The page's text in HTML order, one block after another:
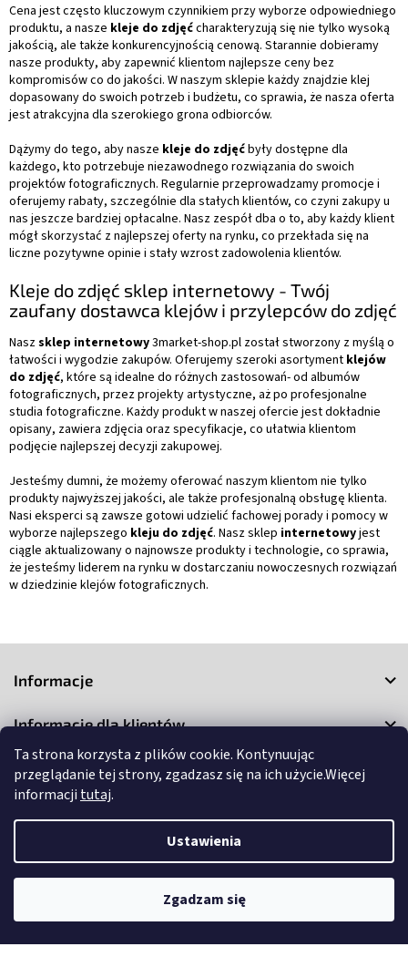
Ta strona korzysta z plików cookie. Kontynuując
przeglądanie tej strony, zgadzasz się na ich użycie.Więcej
informacji tutaj.
Ustawienia
Zgadzam się
Cena jest często kluczowym czynnikiem przy wyborze odpowiedniego
produktu, a nasze kleje do zdjęćcharakteryzują się nie tylko wysoką
jakością, ale także konkurencyjnością cenową. Starannie dobieramy
nasze produkty, aby zapewnić klientom najlepsze ceny bez
kompromisów co do jakości. W naszym sklepie każdy znajdzie klej
dopasowany do swoich potrzeb i budżetu, co sprawia, że nasza oferta
jest atrakcyjna dla szerokiego grona odbiorców.
Dążymy do tego, aby nasze kleje do zdjęćbyły dostępne dla
każdego, kto potrzebuje niezawodnego rozwiązania do swoich
projektów fotograficznych. Regularnie przeprowadzamy promocje i
oferujemy rabaty, szczególnie dla stałych klientów, co czyni zakupy u
nas jeszcze bardziej opłacalne. Nasz zespół dba o to, aby każdy klient
mógł skorzystać z najlepszej oferty na rynku, co przekłada się na
liczne pozytywne opinie i stały wzrost zadowolenia klientów.
Kleje do zdjęć sklep internetowy - Twój
zaufany dostawca klejów i przylepców do zdjęć
Naszsklep internetowy3market-shop.pl został stworzony z myślą o
łatwości i wygodzie zakupów. Oferujemy szeroki asortyment klejów
do zdjęć, które są idealne do różnych zastosowań- od albumów
fotograficznych, przez projekty artystyczne, aż po profesjonalne
studia fotograficzne. Każdy produkt w naszej ofercie jest dokładnie
opisany, zawiera zdjęcia oraz specyfikacje, co ułatwia klientom
podjęcie najlepszej decyzji zakupowej.
Jesteśmy dumni, że możemy oferować naszym klientom nie tylko
produkty najwyższej jakości, ale także profesjonalną obsługę klienta.
Nasi eksperci są zawsze gotowi udzielić fachowej porady i pomocy w
wyborze najlepszego kleju do zdjęć. Nasz sklep internetowyjest
ciągle aktualizowany o najnowsze produkty i technologie, co sprawia,
że jesteśmy liderem na rynku w dostarczaniu nowoczesnych rozwiązań
w dziedzinie klejów fotograficznych.
k
Informacje
Informacje dla klientów
Kontakt
3Market. Wszystkie prawa zastrzeżone.
ustawienia plików cookie